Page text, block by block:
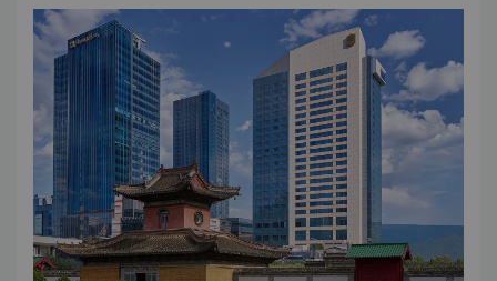
力拓绿地公园
这是乌兰巴托最新的绿地公园，内设露天剧场、儿童游乐场、
长椅、绿廊和池塘。公园内种植了 40,000 多棵树木和灌木
丛，80% 的面积被郁郁葱葱的草地所覆盖，是城市中心休闲放
松的绝佳场所。